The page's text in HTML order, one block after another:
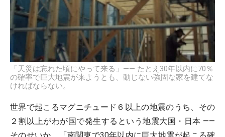
「天災は忘れた頃にやって来る」―― たとえ30年以内に70％
の確率で巨大地震が来ようとも、動じない強固な家を建てな
ければならない。
世界で起こるマグニチュード６以上の地震のうち、その
２割以上がわが国で発生するという地震大国・日本 ――